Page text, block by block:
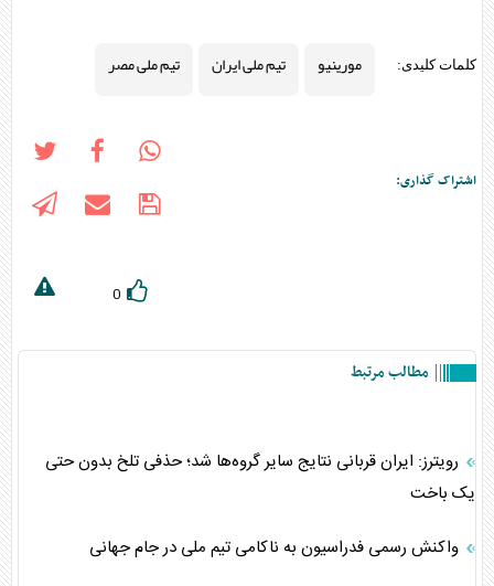
کلمات کلیدی: مورینیو تیم ملی ایران تیم ملی مصر
اشتراک گذاری:
0
مطالب مرتبط
رویترز: ایران قربانی نتایج سایر گروه‌ها شد؛ حذفی تلخ بدون حتی
یک باخت
واکنش رسمی فدراسیون به ناکامی تیم ملی در جام جهانی